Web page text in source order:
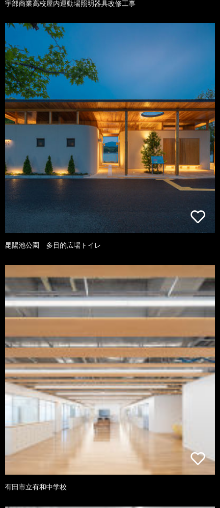
宇部商業高校屋内運動場照明器具改修工事
昆陽池公園 多目的広場トイレ
有田市立有和中学校